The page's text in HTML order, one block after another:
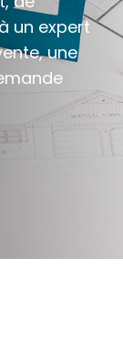
un expert
une